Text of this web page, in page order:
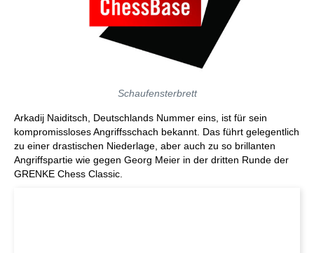
Schaufensterbrett
Arkadij Naiditsch, Deutschlands Nummer eins, ist für sein
kompromissloses Angriffsschach bekannt. Das führt gelegentlich
zu einer drastischen Niederlage, aber auch zu so brillanten
Angriffspartie wie gegen Georg Meier in der dritten Runde der
GRENKE Chess Classic.